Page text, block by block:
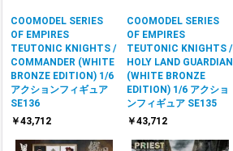
COOMODEL SERIES
OF EMPIRES
TEUTONIC KNIGHTS /
COMMANDER (WHITE
BRONZE EDITION) 1/6
アクションフィギュア
SE136
￥43,712
COOMODEL SERIES
OF EMPIRES
TEUTONIC KNIGHTS /
HOLY LAND GUARDIAN
(WHITE BRONZE
EDITION) 1/6 アクショ
ンフィギュア SE135
￥43,712